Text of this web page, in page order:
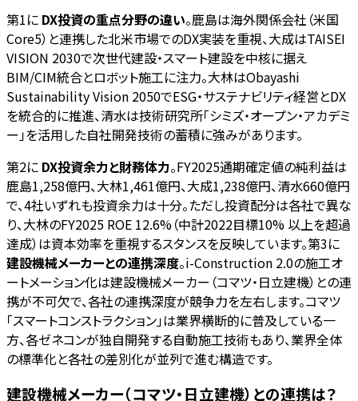
第1に DX投資の重点分野の違い。鹿島は海外関係会社（米国
Core5）と連携した北米市場でのDX実装を重視、大成はTAISEI
VISION 2030で次世代建設・スマート建設を中核に据え
BIM/CIM統合とロボット施工に注力。大林はObayashi
Sustainability Vision 2050でESG・サステナビリティ経営とDX
を統合的に推進、清水は技術研究所「シミズ・オープン・アカデミ
ー」を活用した自社開発技術の蓄積に強みがあります。
第2に DX投資余力と財務体力。FY2025通期確定値の純利益は
鹿島1,258億円、大林1,461億円、大成1,238億円、清水660億円
で、4社いずれも投資余力は十分。ただし投資配分は各社で異な
り、大林のFY2025 ROE 12.6%（中計2022目標10% 以上を超過
達成）は資本効率を重視するスタンスを反映しています。第3に
建設機械メーカーとの連携深度。i-Construction 2.0の施工オ
ートメーション化は建設機械メーカー（コマツ・日立建機）との連
携が不可欠で、各社の連携深度が競争力を左右します。コマツ
「スマートコンストラクション」は業界横断的に普及している一
方、各ゼネコンが独自開発する自動施工技術もあり、業界全体
の標準化と各社の差別化が並列で進む構造です。
建設機械メーカー（コマツ・日立建機）との連携は？